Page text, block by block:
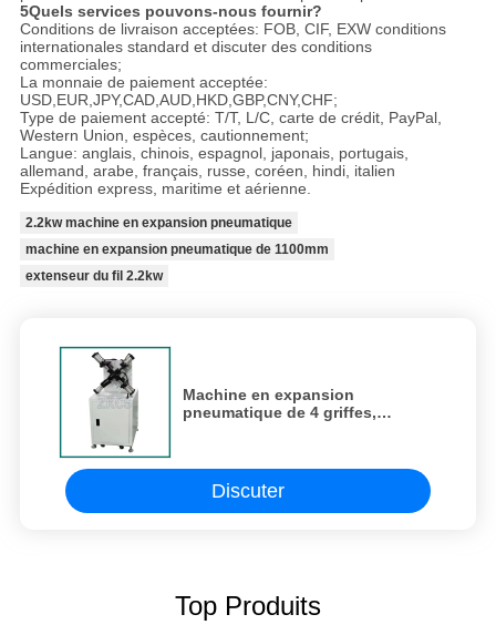
5Quels services pouvons-nous fournir?
Conditions de livraison acceptées: FOB, CIF, EXW conditions
internationales standard et discuter des conditions
commerciales;
La monnaie de paiement acceptée:
USD,EUR,JPY,CAD,AUD,HKD,GBP,CNY,CHF;
Type de paiement accepté: T/T, L/C, carte de crédit, PayPal,
Western Union, espèces, cautionnement;
Langue: anglais, chinois, espagnol, japonais, portugais,
allemand, arabe, français, russe, coréen, hindi, italien
Expédition express, maritime et aérienne.
2.2kw machine en expansion pneumatique
machine en expansion pneumatique de 1100mm
extenseur du fil 2.2kw
Machine en expansion
pneumatique de 4 griffes,
Discuter
Top Produits